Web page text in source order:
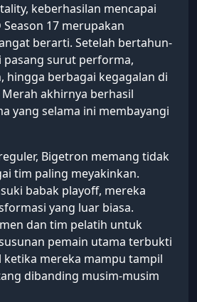
keberhasilan mencapai
Season 17 merupakan
berarti. Setelah bertahun-
surut performa,
hingga berbagai kegagalan di
akhirnya berhasil
yang selama ini membayangi
Bigetron memang tidak
tim paling meyakinkan.
babak playoff, mereka
yang luar biasa.
dan tim pelatih untuk
pemain utama terbukti
ketika mereka mampu tampil
dibanding musim-musim